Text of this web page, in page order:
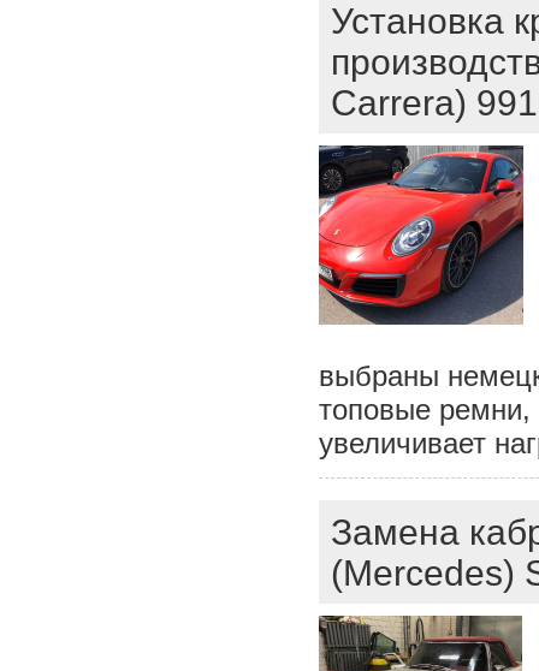
Установка
Carrera) 991
выбраны
топовые ремни,
увеличивает
Замена
(Mercedes)